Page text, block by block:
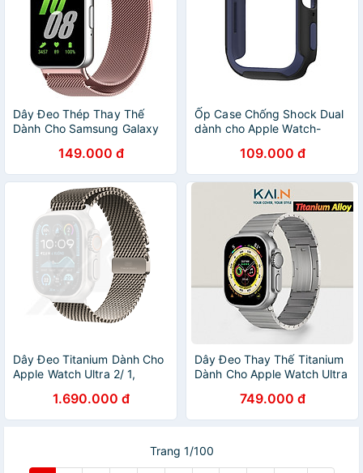
Dây Đeo Thép Thay Thế
Dành Cho Samsung Galaxy
Hàng Chính Hãng
149.000 đ
Ốp Case Chống Shock Dual
dành cho Apple Watch-
109.000 đ
Dây Đeo Titanium Dành Cho
Apple Watch Ultra 2/ 1,
1/SE/SE 2022, Kai.N Titan
Pro_ Hàng Chính Hãng
1.690.000 đ
Dây Đeo Thay Thế Titanium
Dành Cho Apple Watch Ultra
8/SE/SE 2022, Kai.N Ultra
Titanium Metal - Hàng Chính
749.000 đ
Trang 1/100